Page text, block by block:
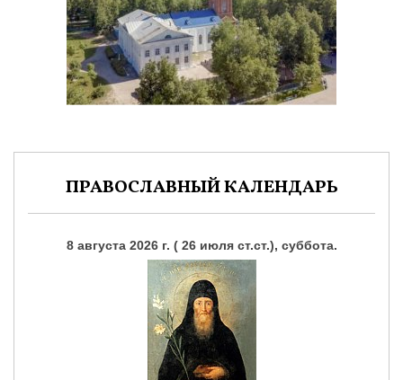
ПРАВОСЛАВНЫЙ КАЛЕНДАРЬ
8 августа 2026 г. ( 26 июля ст.ст.), суббота.